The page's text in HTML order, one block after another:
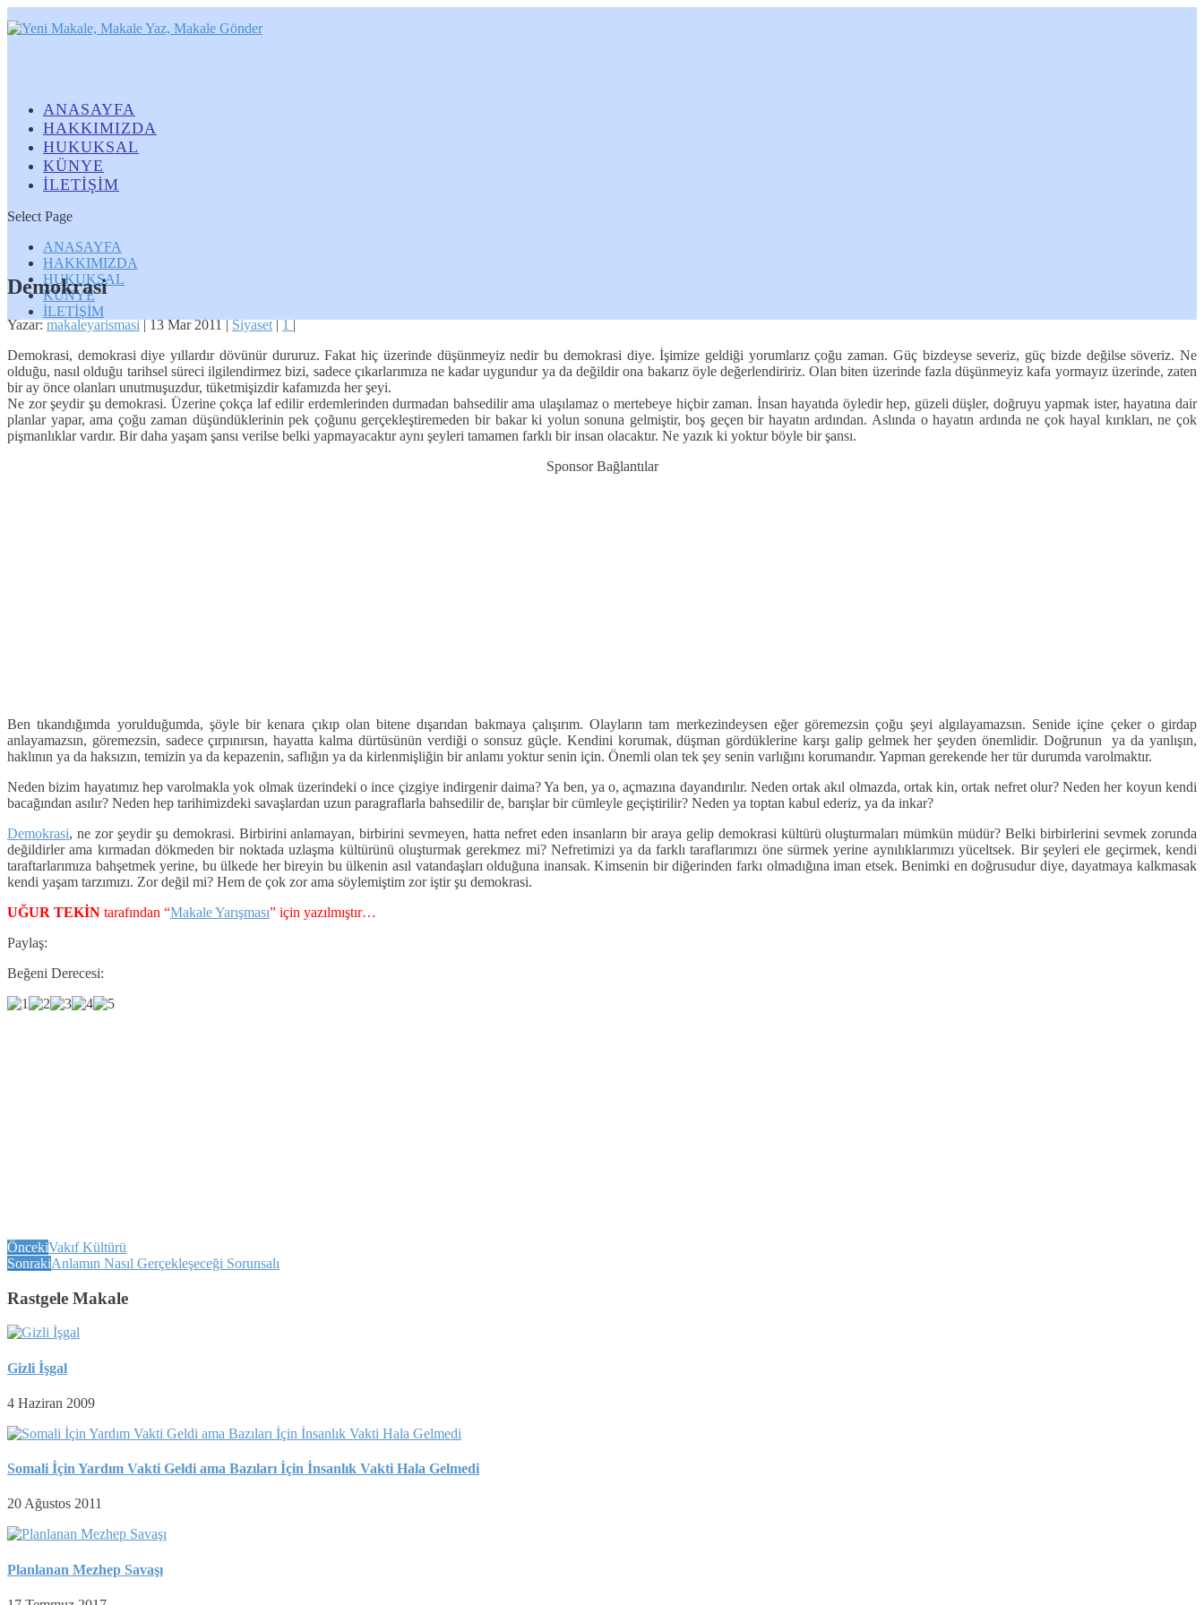
ANASAYFA
HAKKIMIZDA
HUKUKSAL
KÜNYE
İLETİŞİM
Select Page
ANASAYFA
HAKKIMIZDA
HUKUKSAL
KÜNYE
İLETİŞİM
Demokrasi
Yazar:makaleyarismasi|13 Mar 2011|Siyaset|1|
Demokrasi, demokrasi diye yıllardır dövünür dururuz. Fakat hiç üzerinde düşünmeyiz nedir bu demokrasi diye. İşimize geldiği yorumlarız çoğu zaman. Güç bizdeyse severiz, güç bizde değilse söveriz. Ne
olduğu, nasıl olduğu tarihsel süreci ilgilendirmez bizi, sadece çıkarlarımıza ne kadar uygundur ya da değildir ona bakarız öyle değerlendiririz. Olan biten üzerinde fazla düşünmeyiz kafa yormayız üzerinde, zaten
bir ay önce olanları unutmuşuzdur, tüketmişizdir kafamızda her şeyi.
Ne zor şeydir şu demokrasi. Üzerine çokça laf edilir erdemlerinden durmadan bahsedilir ama ulaşılamaz o mertebeye hiçbir zaman. İnsan hayatıda öyledir hep, güzeli düşler, doğruyu yapmak ister, hayatına dair
planlar yapar, ama çoğu zaman düşündüklerinin pek çoğunu gerçekleştiremeden bir bakar ki yolun sonuna gelmiştir, boş geçen bir hayatın ardından. Aslında o hayatın ardında ne çok hayal kırıkları, ne çok
pişmanlıklar vardır. Bir daha yaşam şansı verilse belki yapmayacaktır aynı şeyleri tamamen farklı bir insan olacaktır. Ne yazık ki yoktur böyle bir şansı.
Sponsor Bağlantılar
Ben tıkandığımda yorulduğumda, şöyle bir kenara çıkıp olan bitene dışarıdan bakmaya çalışırım. Olayların tam merkezindeysen eğer göremezsin çoğu şeyi algılayamazsın. Senide içine çeker o girdap
anlayamazsın, göremezsin, sadece çırpınırsın, hayatta kalma dürtüsünün verdiği o sonsuz güçle. Kendini korumak, düşman gördüklerine karşı galip gelmek her şeyden önemlidir. Doğrunun ya da yanlışın,
haklının ya da haksızın, temizin ya da kepazenin, saflığın ya da kirlenmişliğin bir anlamı yoktur senin için. Önemli olan tek şey senin varlığını korumandır. Yapman gerekende her tür durumda varolmaktır.
Neden bizim hayatımız hep varolmakla yok olmak üzerindeki o ince çizgiye indirgenir daima? Ya ben, ya o, açmazına dayandırılır. Neden ortak akıl olmazda, ortak kin, ortak nefret olur? Neden her koyun kendi
bacağından asılır? Neden hep tarihimizdeki savaşlardan uzun paragraflarla bahsedilir de, barışlar bir cümleyle geçiştirilir? Neden ya toptan kabul ederiz, ya da inkar?
Demokrasi, ne zor şeydir şu demokrasi. Birbirini anlamayan, birbirini sevmeyen, hatta nefret eden insanların bir araya gelip demokrasi kültürü oluşturmaları mümkün müdür? Belki birbirlerini sevmek zorunda
değildirler ama kırmadan dökmeden bir noktada uzlaşma kültürünü oluşturmak gerekmez mi? Nefretimizi ya da farklı taraflarımızı öne sürmek yerine aynılıklarımızı yüceltsek. Bir şeyleri ele geçirmek, kendi
taraftarlarımıza bahşetmek yerine, bu ülkede her bireyin bu ülkenin asıl vatandaşları olduğuna inansak. Kimsenin bir diğerinden farkı olmadığına iman etsek. Benimki en doğrusudur diye, dayatmaya kalkmasak
kendi yaşam tarzımızı. Zor değil mi? Hem de çok zor ama söylemiştim zor iştir şu demokrasi.
UĞUR TEKİN tarafından “Makale Yarışması” için yazılmıştır…
Paylaş:
Beğeni Derecesi:
ÖncekiVakıf Kültürü
SonrakiAnlamın Nasıl Gerçekleşeceği Sorunsalı
Rastgele Makale
Gizli İşgal
4 Haziran 2009
Somali İçin Yardım Vakti Geldi ama Bazıları İçin İnsanlık Vakti Hala Gelmedi
20 Ağustos 2011
Planlanan Mezhep Savaşı